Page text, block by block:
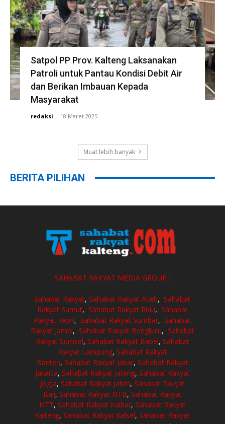
Satpol PP Prov. Kalteng Laksanakan
Patroli untuk Pantau Kondisi Debit Air
dan Berikan Imbauan Kepada
Masyarakat
redaksi - 18 Maret 2025
Muat lebih banyak
BERITA PILIHAN
SAHABAT RAKYAT MEDIA GROUP :
Sahabat Rakyat,Sahabat Rakyat Aceh,Sahabat
Rakyat Sumut, Sahabat Rakyat Riau, Sahabat
Rakyat Kepri,Sahabat Rakyat Sumbar,Sahabat
Rakyat Jambi, Sahabat Rakyat Bengkulu, Sahabat
Rakyat Sumsel, Sahabat Rakyat Babel, Sahabat
Rakyat Lampung, Sahabat Rakyat
Banten, Sahabat Rakyat Jabar, Sahabat Rakyat
Jakarta, Sahabat Rakyat Jateng, Sahabat Rakyat
Jogja, Sahabat Rakyat Jatim, Sahabat Rakyat
Bali, Sahabat Rakyat NTB, Sahabat Rakyat
NTT, Sahabat Rakyat Kalbar, Sahabat Rakyat
Kalteng,Sahabat Rakyat Kalsel,Sahabat Rakyat